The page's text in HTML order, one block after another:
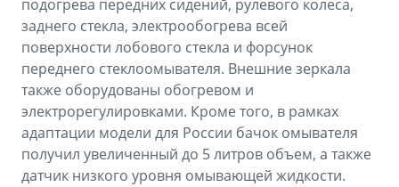
подогрева передних сидений, рулевого колеса,
заднего стекла, электрообогрева всей
поверхности лобового стекла и форсунок
переднего стеклоомывателя. Внешние зеркала
также оборудованы обогревом и
электрорегулировками. Кроме того, в рамках
адаптации модели для России бачок омывателя
получил увеличенный до 5 литров объем, а также
датчик низкого уровня омывающей жидкости.